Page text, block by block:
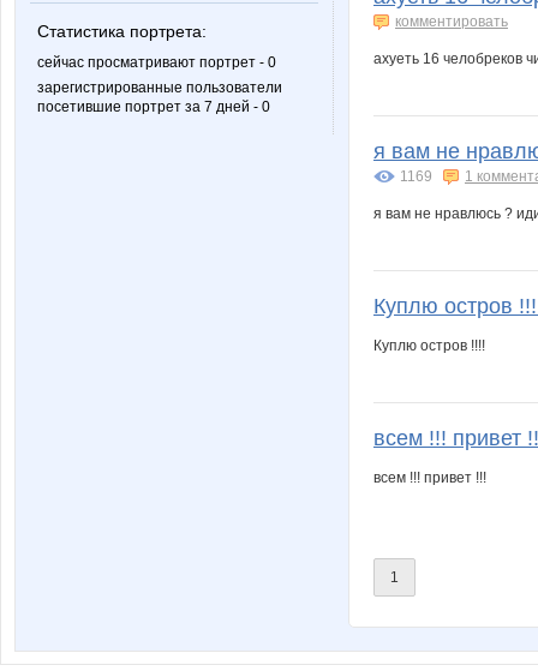
Статистика портрета:
сейчас просматривают портрет - 0
зарегистрированные пользователи
посетившие портрет за 7 дней - 0
комментировать
ахуеть 16 челобреков
я вам не
1169 1
я вам не нравлюсь ?
Куплю остров
Куплю остров !!!!
всем !!! привет
всем !!! привет !!!
1